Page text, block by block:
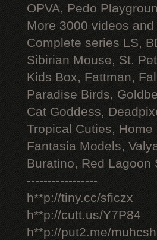
OPVA, Pedo
More 3000 videos
Complete series LS,
Sibirian Mouse, St.
Kids Box, Fattman,
Paradise Birds,
Cat Goddess,
Tropical Cuties,
Fantasia Models,
Buratino, Red Lagoon
-----------------
h**p://tiny.cc/sficzx
h**p://cutt.us/Y7P84
h**p://put2.me/muhcsh